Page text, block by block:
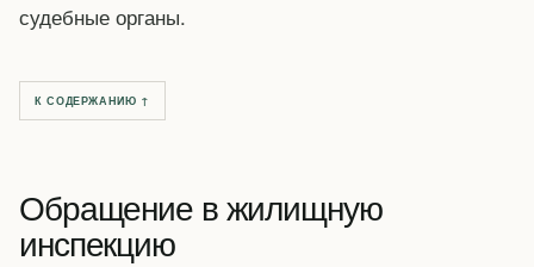
судебные органы.
К СОДЕРЖАНИЮ ↑
Обращение в жилищную
инспекцию